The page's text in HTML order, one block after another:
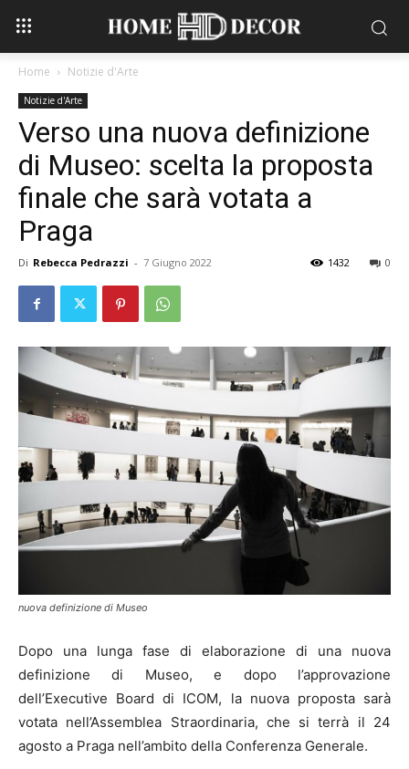
Home Notizie d'Arte
Notizie d'Arte
Verso una nuova definizione
di Museo: scelta la proposta
finale che sarà votata a
Praga
Di Rebecca Pedrazzi - 7 Giugno 2022 0
1432
nuova definizione di Museo
Dopo una lunga fase di elaborazione di una nuova
definizione di Museo, e dopo l’approvazione
dell’Executive Board di ICOM, la nuova proposta sarà
votata nell’Assemblea Straordinaria, che si terrà il 24
agosto a Praga nell’ambito della Conferenza Generale.